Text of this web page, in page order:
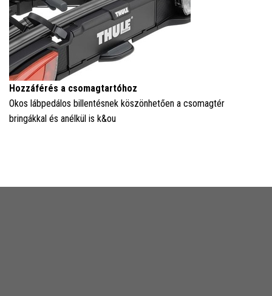
Hozzáférés a csomagtartóhoz
Okos lábpedálos billentésnek köszönhetően a csomagtér
bringákkal és anélkül is k&ou